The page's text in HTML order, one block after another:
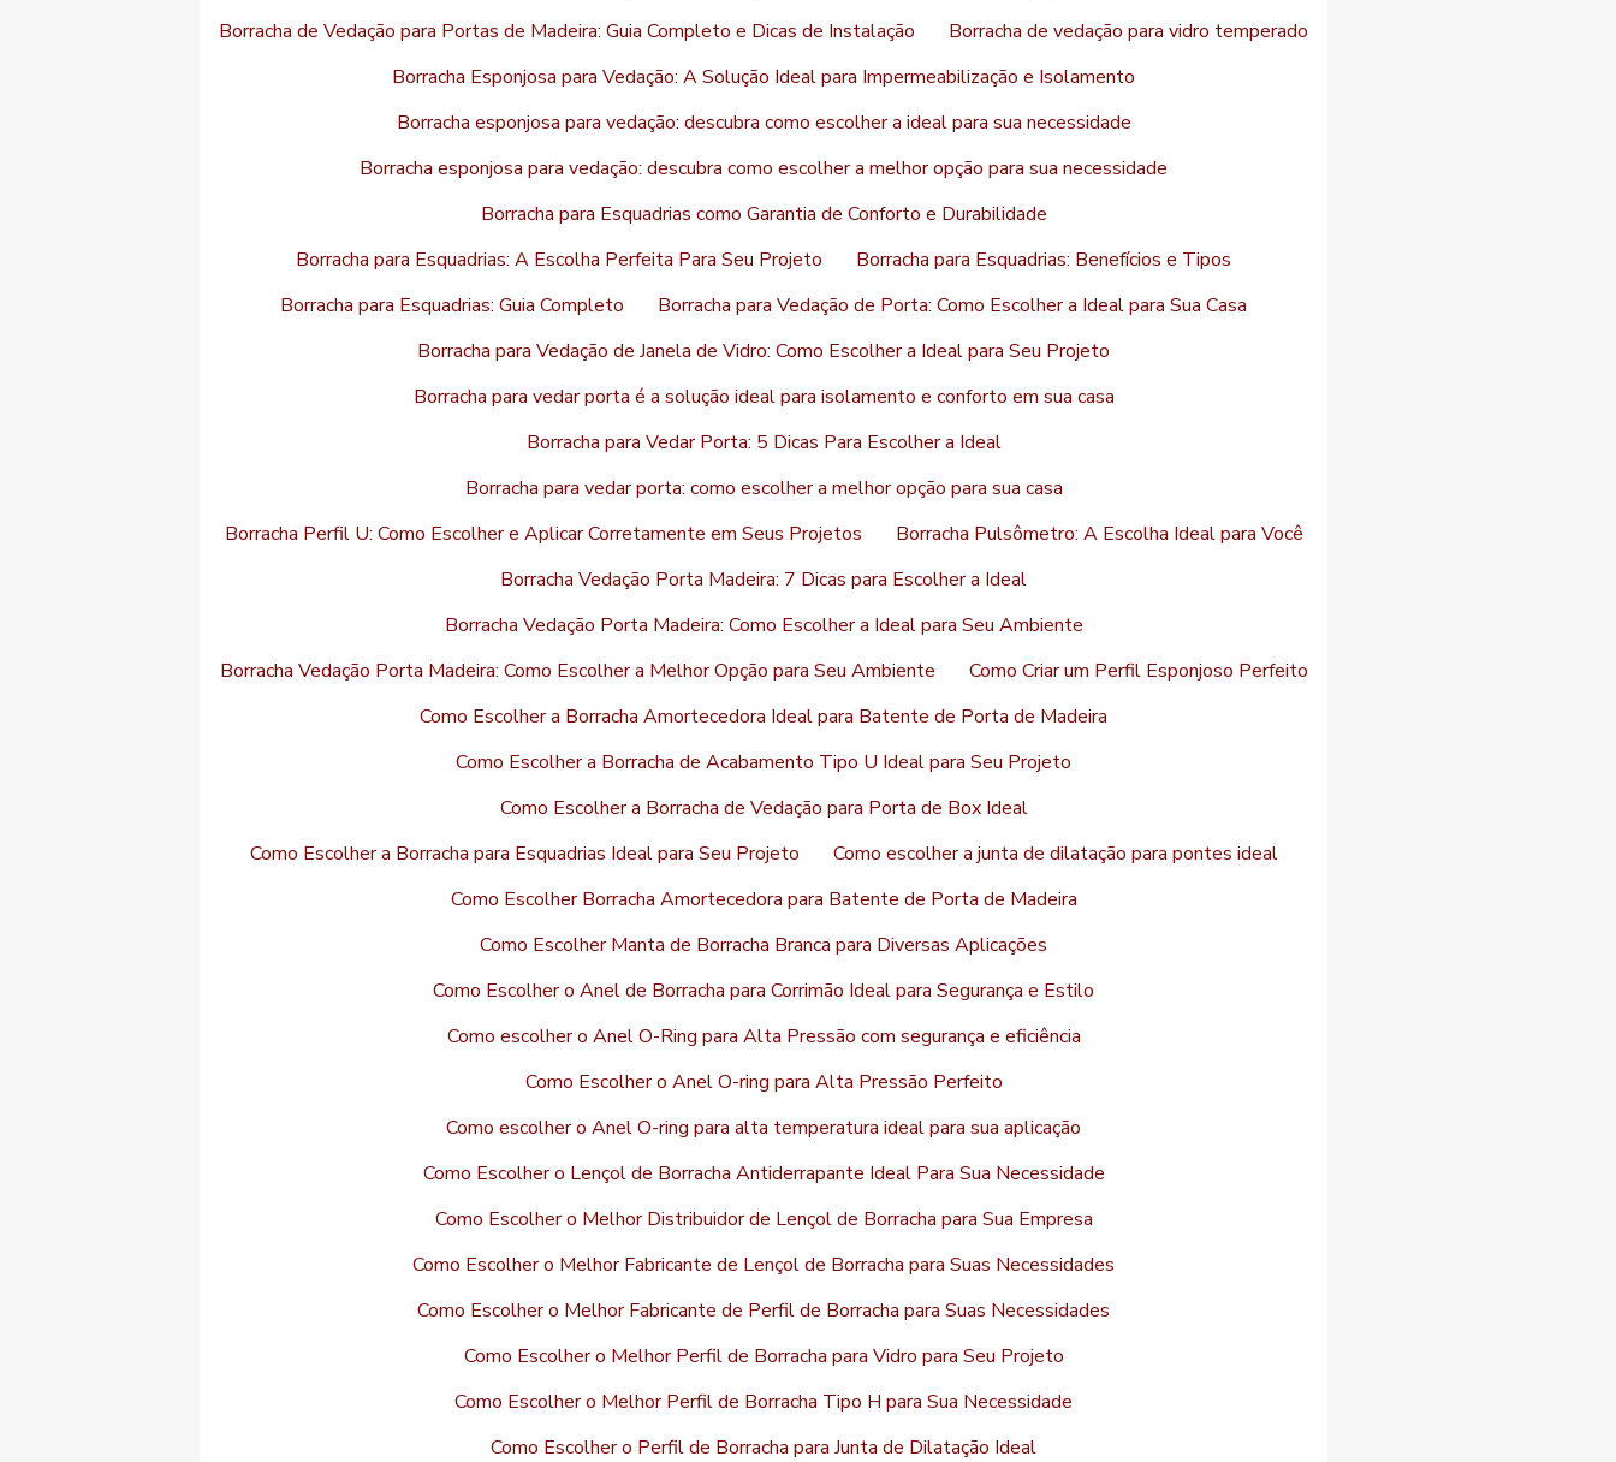
Borracha de Vedação para Portas de Madeira: Guia Completo e Dicas de Instalação
Borracha de vedação para vidro temperado
Borracha Esponjosa para Vedação: A Solução Ideal para Impermeabilização e Isolamento
Borracha esponjosa para vedação: descubra como escolher a ideal para sua necessidade
Borracha esponjosa para vedação: descubra como escolher a melhor opção para sua necessidade
Borracha para Esquadrias como Garantia de Conforto e Durabilidade
Borracha para Esquadrias: A Escolha Perfeita Para Seu Projeto
Borracha para Esquadrias: Benefícios e Tipos
Borracha para Esquadrias: Guia Completo
Borracha para Vedação de Porta: Como Escolher a Ideal para Sua Casa
Borracha para Vedação de Janela de Vidro: Como Escolher a Ideal para Seu Projeto
Borracha para vedar porta é a solução ideal para isolamento e conforto em sua casa
Borracha para Vedar Porta: 5 Dicas Para Escolher a Ideal
Borracha para vedar porta: como escolher a melhor opção para sua casa
Borracha Perfil U: Como Escolher e Aplicar Corretamente em Seus Projetos
Borracha Pulsômetro: A Escolha Ideal para Você
Borracha Vedação Porta Madeira: 7 Dicas para Escolher a Ideal
Borracha Vedação Porta Madeira: Como Escolher a Ideal para Seu Ambiente
Borracha Vedação Porta Madeira: Como Escolher a Melhor Opção para Seu Ambiente
Como Criar um Perfil Esponjoso Perfeito
Como Escolher a Borracha Amortecedora Ideal para Batente de Porta de Madeira
Como Escolher a Borracha de Acabamento Tipo U Ideal para Seu Projeto
Como Escolher a Borracha de Vedação para Porta de Box Ideal
Como Escolher a Borracha para Esquadrias Ideal para Seu Projeto
Como escolher a junta de dilatação para pontes ideal
Como Escolher Borracha Amortecedora para Batente de Porta de Madeira
Como Escolher Manta de Borracha Branca para Diversas Aplicações
Como Escolher o Anel de Borracha para Corrimão Ideal para Segurança e Estilo
Como escolher o Anel O-Ring para Alta Pressão com segurança e eficiência
Como Escolher o Anel O-ring para Alta Pressão Perfeito
Como escolher o Anel O-ring para alta temperatura ideal para sua aplicação
Como Escolher o Lençol de Borracha Antiderrapante Ideal Para Sua Necessidade
Como Escolher o Melhor Distribuidor de Lençol de Borracha para Sua Empresa
Como Escolher o Melhor Fabricante de Lençol de Borracha para Suas Necessidades
Como Escolher o Melhor Fabricante de Perfil de Borracha para Suas Necessidades
Como Escolher o Melhor Perfil de Borracha para Vidro para Seu Projeto
Como Escolher o Melhor Perfil de Borracha Tipo H para Sua Necessidade
Como Escolher o Perfil de Borracha para Junta de Dilatação Ideal